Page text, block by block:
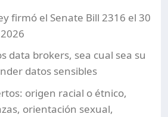
firmó el Senate Bill 2316 el 30
data brokers, sea cual sea su
datos sensibles
origen racial o étnico,
orientación sexual,